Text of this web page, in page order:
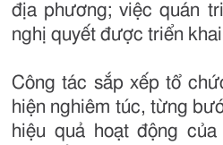
địa phương; việc quán
nghị quyết được triển
Công tác sắp xếp tổ
hiện nghiêm túc, từng
hiệu quả hoạt động